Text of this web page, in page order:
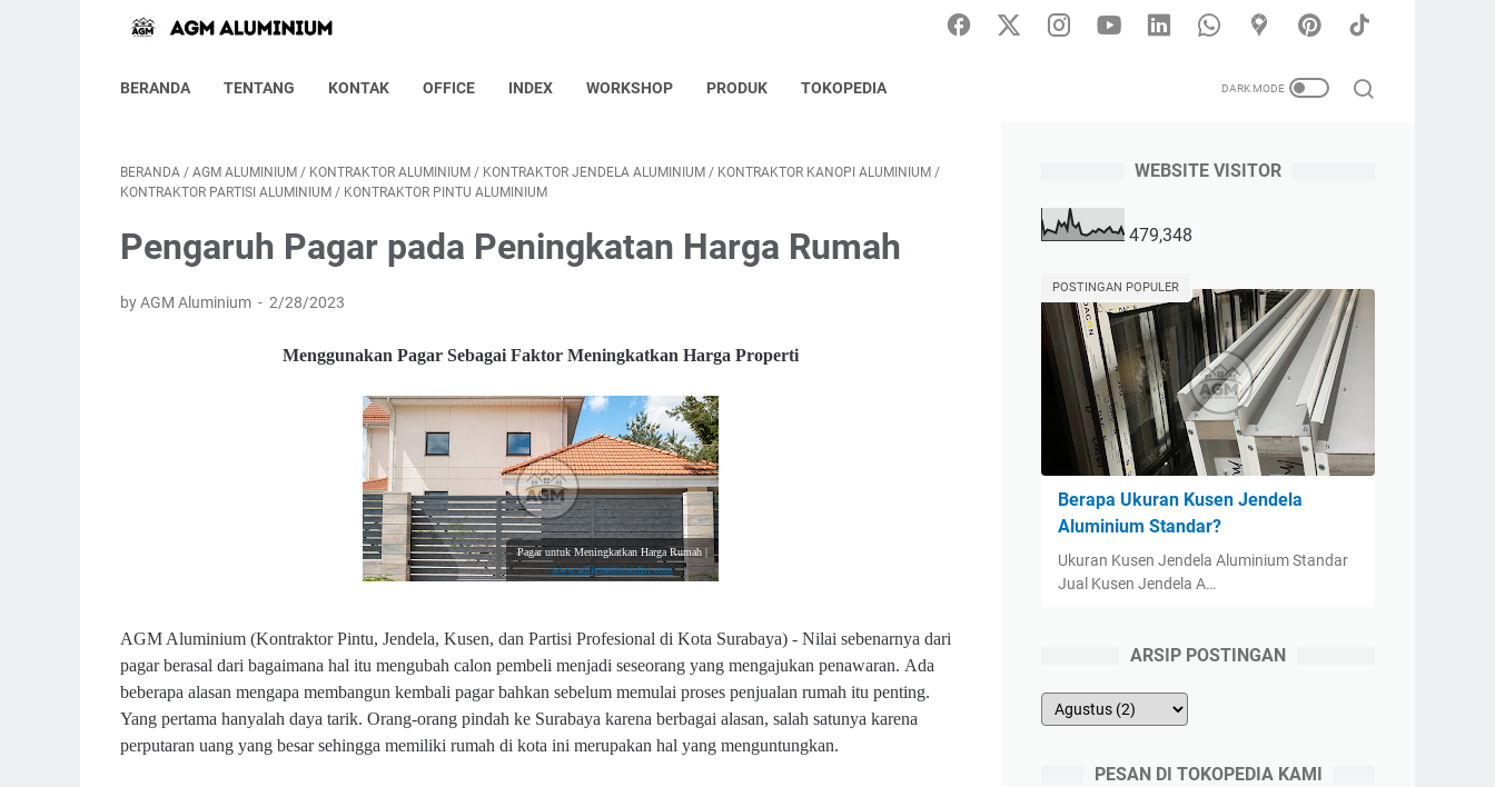
BERANDA TENTANG KONTAK OFFICE INDEX WORKSHOP PRODUK TOKOPEDIA
BERANDA / AGM ALUMINIUM / KONTRAKTOR ALUMINIUM / KONTRAKTOR JENDELA ALUMINIUM / KONTRAKTOR KANOPI ALUMINIUM /
KONTRAKTOR PARTISI ALUMINIUM / KONTRAKTOR PINTU ALUMINIUM
Pengaruh Pagar pada Peningkatan Harga Rumah
by AGM Aluminium 2/28/2023
Menggunakan Pagar Sebagai Faktor Meningkatkan Harga Properti
Pagar untuk Meningkatkan Harga Rumah |
www.adligrantmandiri.com
AGM Aluminium (Kontraktor Pintu, Jendela, Kusen, dan Partisi Profesional di Kota Surabaya) - Nilai sebenarnya dari
pagar berasal dari bagaimana hal itu mengubah calon pembeli menjadi seseorang yang mengajukan penawaran. Ada
beberapa alasan mengapa membangun kembali pagar bahkan sebelum memulai proses penjualan rumah itu penting.
Yang pertama hanyalah daya tarik. Orang-orang pindah ke Surabaya karena berbagai alasan, salah satunya karena
perputaran uang yang besar sehingga memiliki rumah di kota ini merupakan hal yang menguntungkan.
WEBSITE VISITOR
479,348
POSTINGAN POPULER
Berapa Ukuran Kusen Jendela
Aluminium Standar?
Ukuran Kusen Jendela Aluminium Standar
Jual Kusen Jendela A…
ARSIP POSTINGAN
PESAN DI TOKOPEDIA KAMI